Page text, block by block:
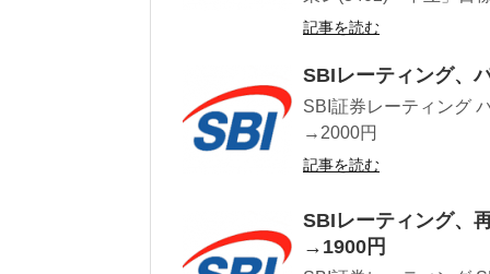
記事を読む
SBIレーティング、
SBI証券レーティング
→2000円
記事を読む
SBIレーティング、
→1900円